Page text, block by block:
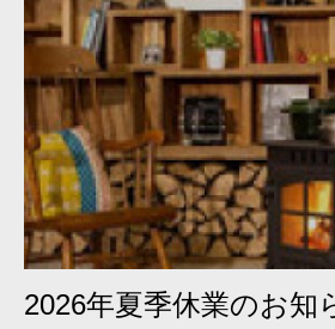
2026年夏季休業のお知